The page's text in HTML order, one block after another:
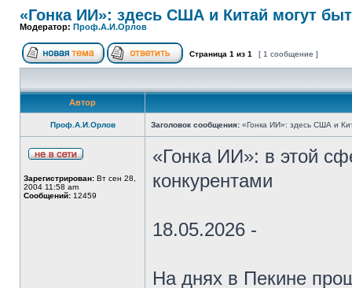
«Гонка ИИ»: здесь США и Китай могут
Модератор: Проф.А.И.Орлов
Страница 1 из 1 [ 1 сообщение ]
Автор
Проф.А.И.Орлов Заголовок сообщения: «Гонка ИИ»: здесь США и
Зарегистрирован: Вт сен 28,
2004 11:58 am
Сообщений: 12459
«Гонка ИИ»: в этой
конкурентами
18.05.2026 -
На днях в Пекине